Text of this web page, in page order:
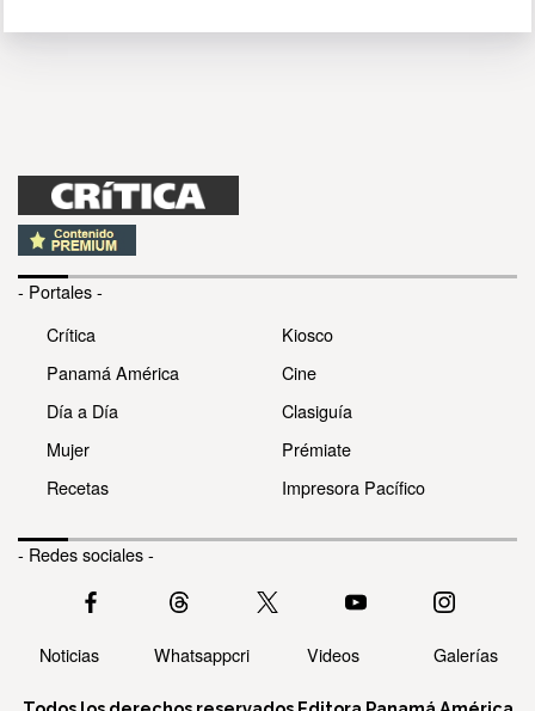
- Portales -
Crítica
Panamá América
Día a Día
Mujer
Recetas
Kiosco
Cine
Clasiguía
Prémiate
Impresora Pacífico
- Redes sociales -
Noticias Whatsappcri Videos Galerías